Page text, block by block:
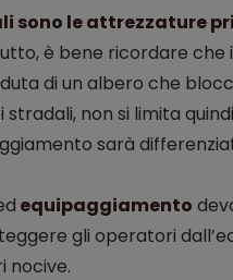
sono le attrezzature
è bene ricordare che
di un albero che
stradali, non si limita
sarà
equipaggiamento
gli operatori
nocive.